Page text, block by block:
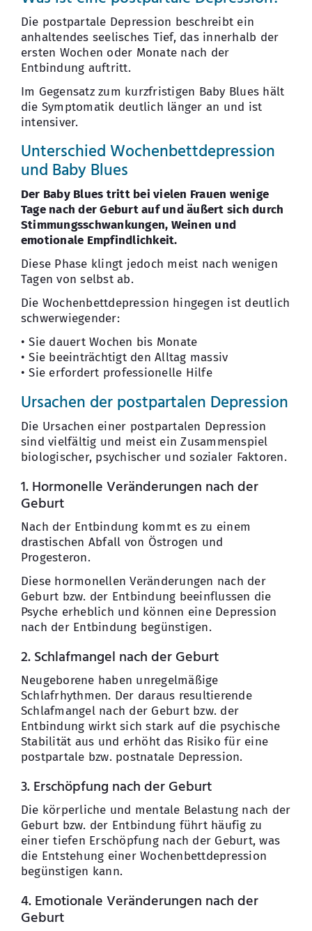
Die postpartale Depression beschreibt ein
anhaltendes seelisches Tief, das innerhalb der
ersten Wochen oder Monate nach der
Entbindung auftritt.
Im Gegensatz zum kurzfristigen Baby Blues hält
die Symptomatik deutlich länger an und ist
intensiver.
Unterschied Wochenbettdepression
und Baby Blues
Der Baby Blues tritt bei vielen Frauen wenige
Tage nach der Geburt auf und äußert sich durch
Stimmungsschwankungen, Weinen und
emotionale Empfindlichkeit.
Diese Phase klingt jedoch meist nach wenigen
Tagen von selbst ab.
Die Wochenbettdepression hingegen ist deutlich
schwerwiegender:
• Sie dauert Wochen bis Monate
• Sie beeinträchtigt den Alltag massiv
• Sie erfordert professionelle Hilfe
Ursachen der postpartalen Depression
Die Ursachen einer postpartalen Depression
sind vielfältig und meist ein Zusammenspiel
biologischer, psychischer und sozialer Faktoren.
1. Hormonelle Veränderungen nach der
Geburt
Nach der Entbindung kommt es zu einem
drastischen Abfall von Östrogen und
Progesteron.
Diese hormonellen Veränderungen nach der
Geburt bzw. der Entbindung beeinflussen die
Psyche erheblich und können eine Depression
nach der Entbindung begünstigen.
2. Schlafmangel nach der Geburt
Neugeborene haben unregelmäßige
Schlafrhythmen. Der daraus resultierende
Schlafmangel nach der Geburt bzw. der
Entbindung wirkt sich stark auf die psychische
Stabilität aus und erhöht das Risiko für eine
postpartale bzw. postnatale Depression.
3. Erschöpfung nach der Geburt
Die körperliche und mentale Belastung nach der
Geburt bzw. der Entbindung führt häufig zu
einer tiefen Erschöpfung nach der Geburt, was
die Entstehung einer Wochenbettdepression
begünstigen kann.
4. Emotionale Veränderungen nach der
Geburt